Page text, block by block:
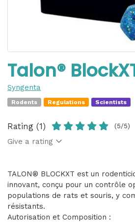
Talon®
Syngenta
Rodents Regulations Scientists
Rating (1) (5/5)
Give a rating
TALON® BLOCKXT est un
innovant, conçu pour un contrôle
populations de rats et souris, y
résistants.
Autorisation et Composition :